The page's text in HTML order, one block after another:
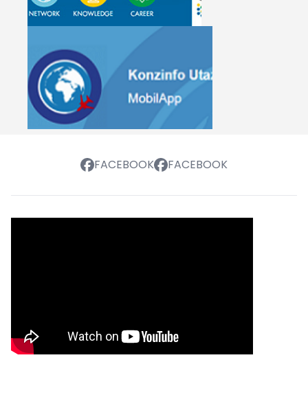
FACEBOOK FACEBOOK